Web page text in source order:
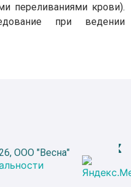
переливаниями крови).
при ведении
ООО "Весна"